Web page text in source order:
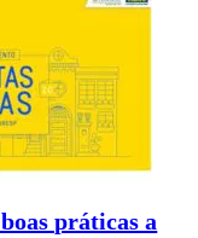
práticas a